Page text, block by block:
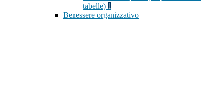
tabelle) 1
Benessere organizzativo